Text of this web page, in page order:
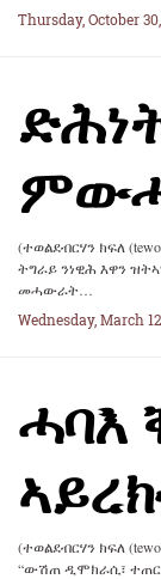
Thursday, October
(ተወልደብርሃን ክፍለ
ትግራይ ንነዊሕ እዋን
መሓውራት…
Wednesday, March
ሓባእ
(ተወልደብርሃን ክፍለ
“ውሽጠ ዲሞክራሲ፣